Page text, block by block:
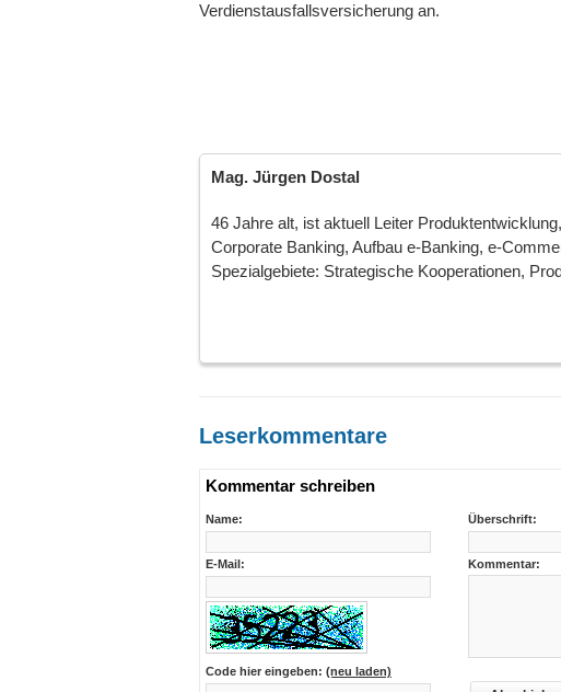
Verdienstausfallsversicherung an.
Mag. Jürgen Dostal
46 Jahre alt, ist aktuell Leiter
Corporate Banking, Aufbau e-Banking, e-
Spezialgebiete: Strategische Kooperationen,
Leserkommentare
Kommentar schreiben
Name:
E-Mail:
Code hier eingeben: (neu laden)
Überschrift:
Kommentar: